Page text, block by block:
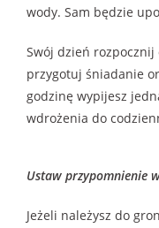
wody. Sam będzie
Swój dzień
przygotuj śniadanie
godzinę wypijesz
wdrożenia do
Ustaw przypomnienie
Jeżeli należysz do